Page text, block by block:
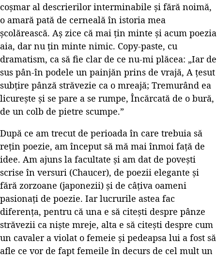
coșmar al descrierilor interminabile și fără noimă,
o amară pată de cerneală în istoria mea
școlărească. Aș zice că mai țin minte și acum poezia
aia, dar nu țin minte nimic. Copy-paste, cu
dramatism, ca să fie clar de ce nu-mi plăcea: „Iar de
sus pân-în podele un painjăn prins de vrajă, A țesut
subțire pânză străvezie ca o mreajă; Tremurând ea
licurește și se pare a se rumpe, Încărcată de o bură,
de un colb de pietre scumpe.”
După ce am trecut de perioada în care trebuia să
rețin poezie, am început să mă mai înmoi față de
idee. Am ajuns la facultate și am dat de povești
scrise în versuri (Chaucer), de poezii elegante și
fără zorzoane (japonezii) și de câțiva oameni
pasionați de poezie. Iar lucrurile astea fac
diferența, pentru că una e să citești despre pânze
străvezii ca niște mreje, alta e să citești despre cum
un cavaler a violat o femeie și pedeapsa lui a fost să
afle ce vor de fapt femeile în decurs de cel mult un